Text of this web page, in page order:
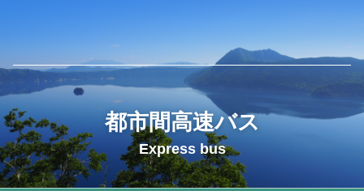
都市間高速バス
Express bus